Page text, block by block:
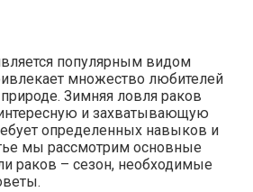
популярным видом
множество любителей
Зимняя ловля раков
и захватывающую
определенных навыков и
мы рассмотрим основные
раков – сезон, необходимые